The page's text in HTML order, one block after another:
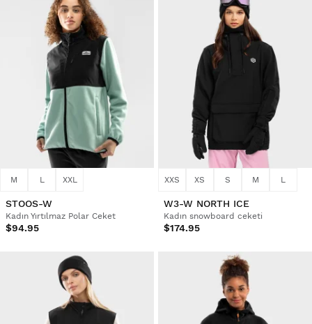
M L XXL
STOOS-W
Kadın Yırtılmaz Polar Ceket
$94.95
XXS XS S M L
W3-W NORTH ICE
Kadın snowboard ceketi
$174.95